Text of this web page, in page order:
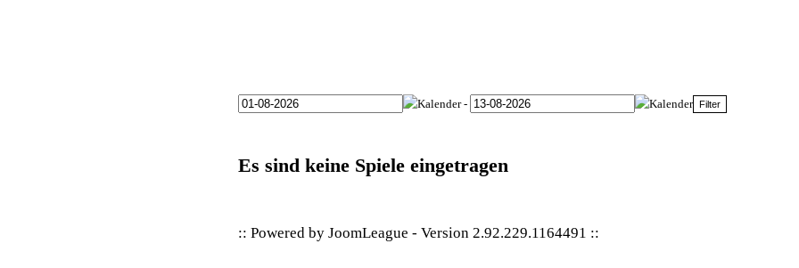
-
Es sind keine Spiele eingetragen
:: Powered byJoomLeague -Version 2.92.229.1164491 ::